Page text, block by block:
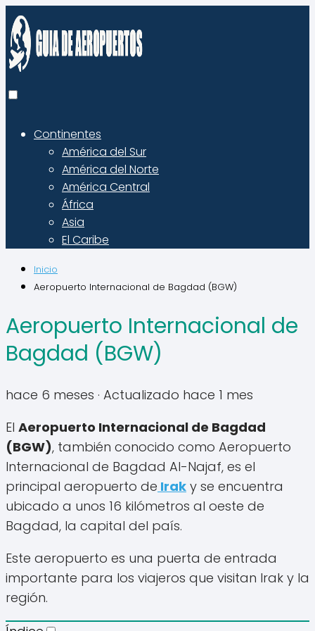
Continentes
América del Sur
América del Norte
América Central
África
Asia
El Caribe
Inicio
Aeropuerto Internacional de Bagdad (BGW)
Aeropuerto Internacional de
Bagdad (BGW)
hace 6 meses · Actualizado hace 1 mes
El Aeropuerto Internacional de Bagdad
(BGW), también conocido como Aeropuerto
Internacional de Bagdad Al-Najaf, es el
principal aeropuerto de Irak y se encuentra
ubicado a unos 16 kilómetros al oeste de
Bagdad, la capital del país.
Este aeropuerto es una puerta de entrada
importante para los viajeros que visitan Irak y la
región.